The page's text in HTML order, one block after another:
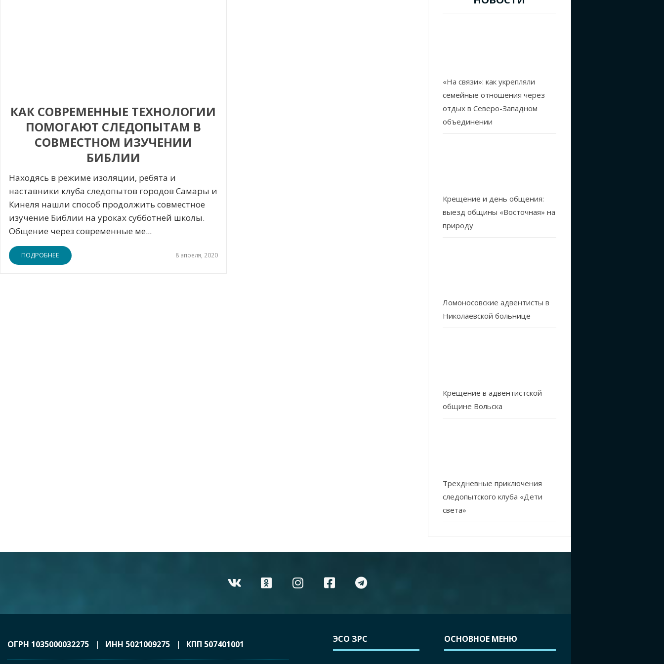
КАК СОВРЕМЕННЫЕ ТЕХНОЛОГИИ
ПОМОГАЮТ СЛЕДОПЫТАМ В
СОВМЕСТНОМ ИЗУЧЕНИИ
БИБЛИИ
Находясь в режиме изоляции, ребята и
наставники клуба следопытов городов Самары и
Кинеля нашли способ продолжить совместное
изучение Библии на уроках субботней школы.
Общение через современные ме...
ПОДРОБНЕЕ 8 апреля, 2020
«На связи»: как укрепляли
семейные отношения через
отдых в Северо-Западном
объединении
Крещение и день общения:
выезд общины «Восточная» на
природу
Ломоносовские адвентисты в
Николаевской больнице
Крещение в адвентистской
общине Вольска
Трехдневные приключения
следопытского клуба «Дети
света»
ОГРН 1035000032275 | ИНН 5021009275 | КПП 507401001 ЭСО ЗРС ОСНОВНОЕ МЕНЮ